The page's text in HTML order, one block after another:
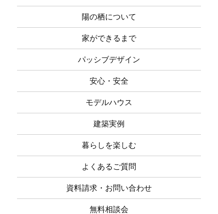
陽の栖について
家ができるまで
パッシブデザイン
安心・安全
モデルハウス
建築実例
暮らしを楽しむ
よくあるご質問
資料請求・お問い合わせ
無料相談会